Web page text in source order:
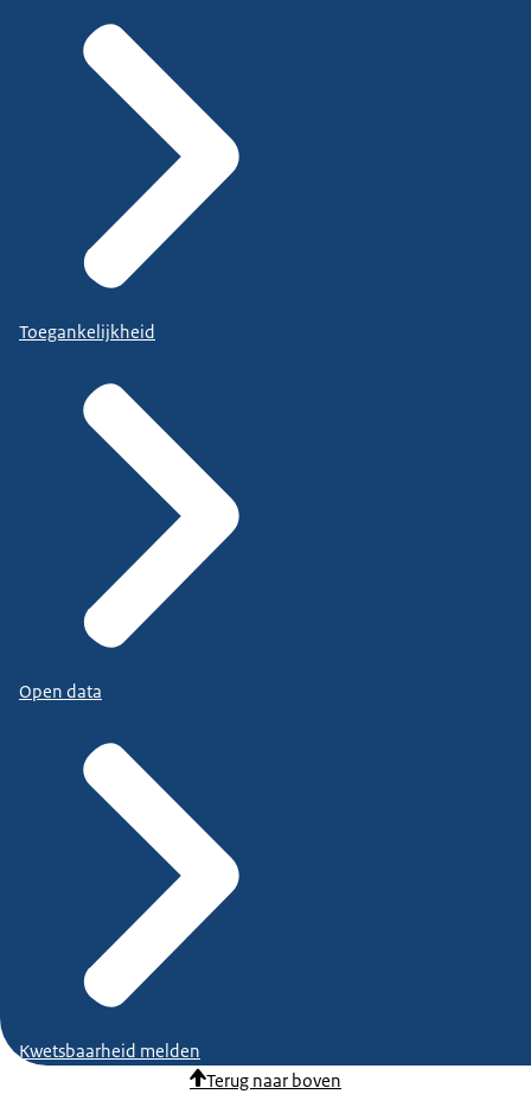
Toegankelijkheid
Open data
Kwetsbaarheid melden
Terug naar boven